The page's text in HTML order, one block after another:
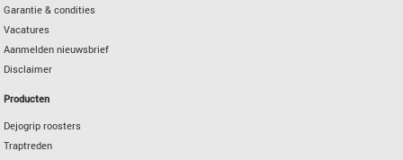
Garantie & condities
Vacatures
Aanmelden nieuwsbrief
Disclaimer
Producten
Dejogrip roosters
Traptreden